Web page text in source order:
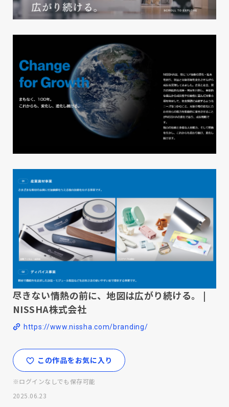
尽きない情熱の前に、地図は広がり続ける。 |
NISSHA株式会社
https://www.nissha.com/branding/
この作品をお気に入り
※ログインなしでも保存可能
2025.06.23